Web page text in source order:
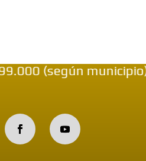
(según municipio)